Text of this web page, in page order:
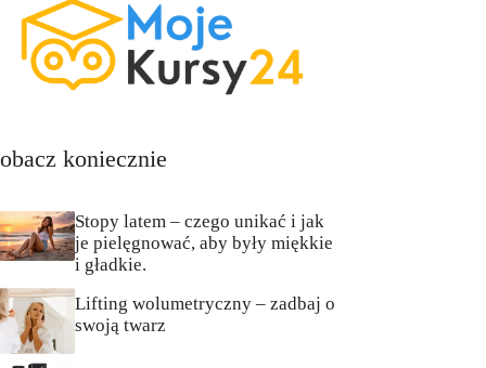
koniecznie
Stopy latem – czego unikać i jak
je pielęgnować, aby były miękkie
i gładkie.
Lifting wolumetryczny – zadbaj o
swoją twarz